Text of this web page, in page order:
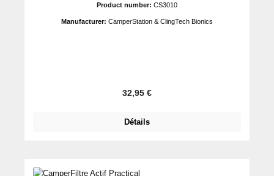
Product number: CS3010
Manufacturer: CamperStation & ClingTech Bionics
Prix régulier :
32,95 €
Détails